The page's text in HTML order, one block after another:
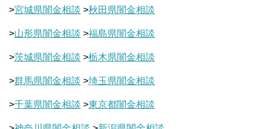
>宮城県闇金相談 >秋田県闇金相談
>山形県闇金相談 >福島県闇金相談
>茨城県闇金相談 >栃木県闇金相談
>群馬県闇金相談 >埼玉県闇金相談
>千葉県闇金相談 >東京都闇金相談